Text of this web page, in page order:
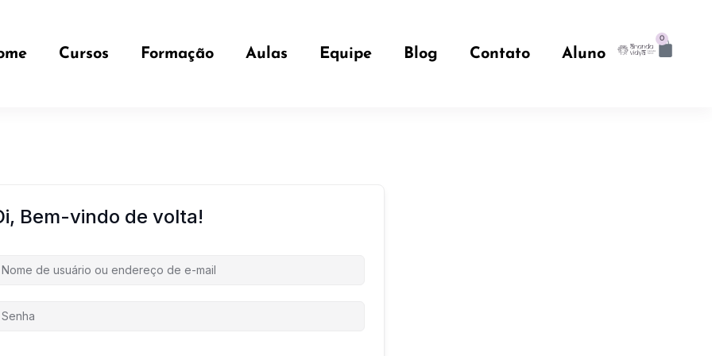
Cursos Formação Aulas Equipe Blog Contato Aluno
0
Bem-vindo de volta!